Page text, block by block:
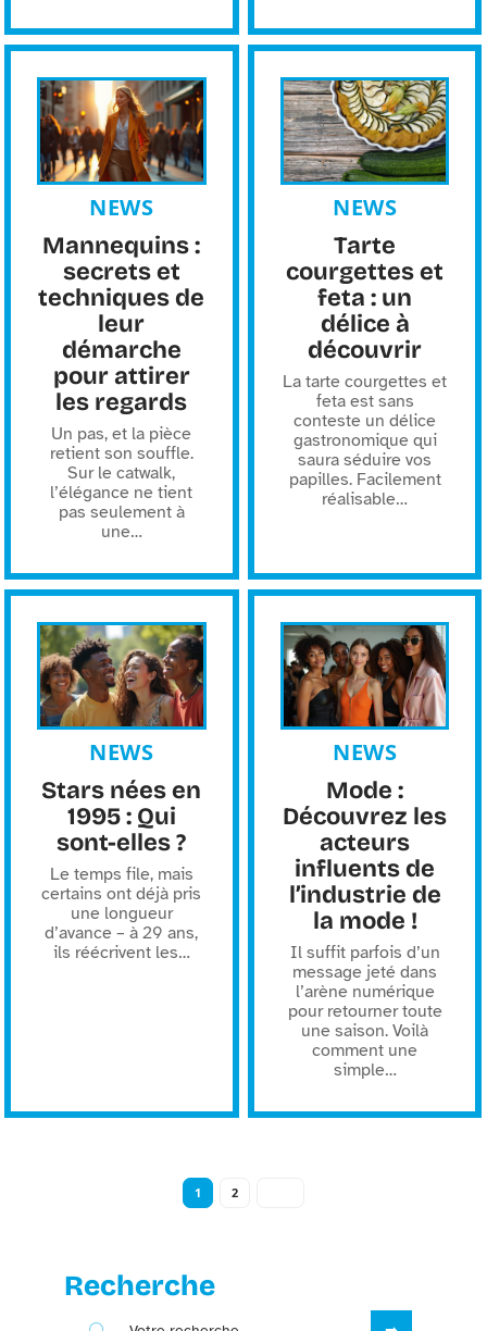
NEWS
Mannequins :
secrets et
techniques de
leur
démarche
pour attirer
les regards
Un pas, et la pièce
retient son souffle.
Sur le catwalk,
l’élégance ne tient
pas seulement à
une…
NEWS
Tarte
courgettes et
feta : un
délice à
découvrir
La tarte courgettes et
feta est sans
conteste un délice
gastronomique qui
saura séduire vos
papilles. Facilement
réalisable…
NEWS
Stars nées en
1995 : Qui
sont-elles ?
Le temps file, mais
certains ont déjà pris
une longueur
d’avance – à 29 ans,
ils réécrivent les…
NEWS
Mode :
Découvrez les
acteurs
influents de
l’industrie de
la mode !
Il suffit parfois d’un
message jeté dans
l’arène numérique
pour retourner toute
une saison. Voilà
comment une
simple…
1 2
Recherche